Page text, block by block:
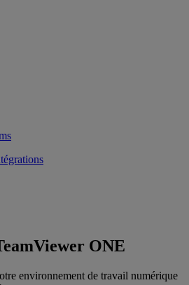
ONE
environnement de travail numérique